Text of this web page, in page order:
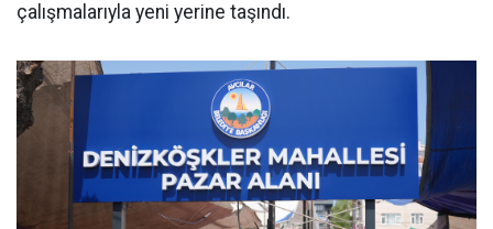
çalışmalarıyla yeni yerine taşındı.